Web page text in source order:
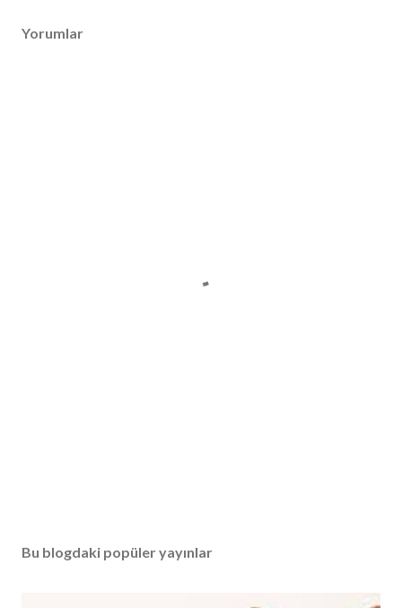
Yorumlar
Bu blogdaki popüler yayınlar